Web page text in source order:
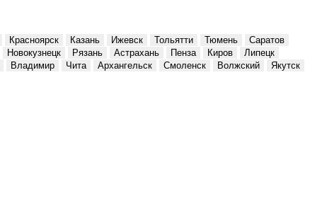
Красноярск Казань Ижевск Тольятти Тюмень
Саратов
Новокузнецк Рязань Астрахань Пенза Киров
Липецк
Владимир Чита Архангельск Смоленск Волжский
Якутск